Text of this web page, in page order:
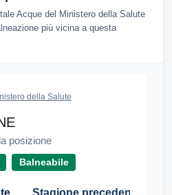
Acque del Ministero della Salute
più vicina a questa
della Salute
posizione
Balneabile
Stagione precedente